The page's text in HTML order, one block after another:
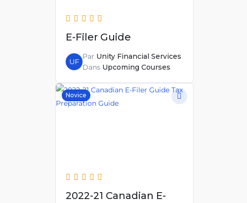
E-Filer Guide
UF
Par Unity Financial Services
Dans Upcoming Courses
Novice
2022-21 Canadian E-